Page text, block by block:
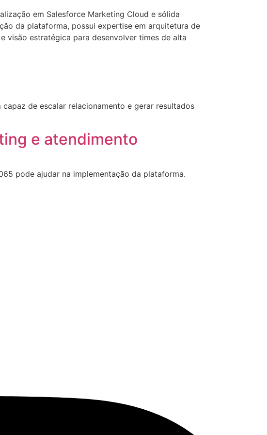
em Salesforce Marketing Cloud e sólida
da plataforma, possui expertise em arquitetura de
visão estratégica para desenvolver times de alta
de escalar relacionamento e gerar resultados
e atendimento
pode ajudar na implementação da plataforma.